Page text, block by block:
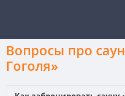
Вопросы про
Гоголя»